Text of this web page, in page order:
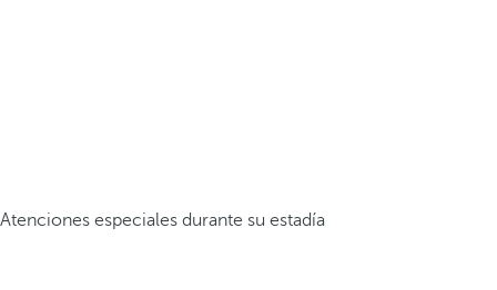
Atenciones especiales durante su estadía